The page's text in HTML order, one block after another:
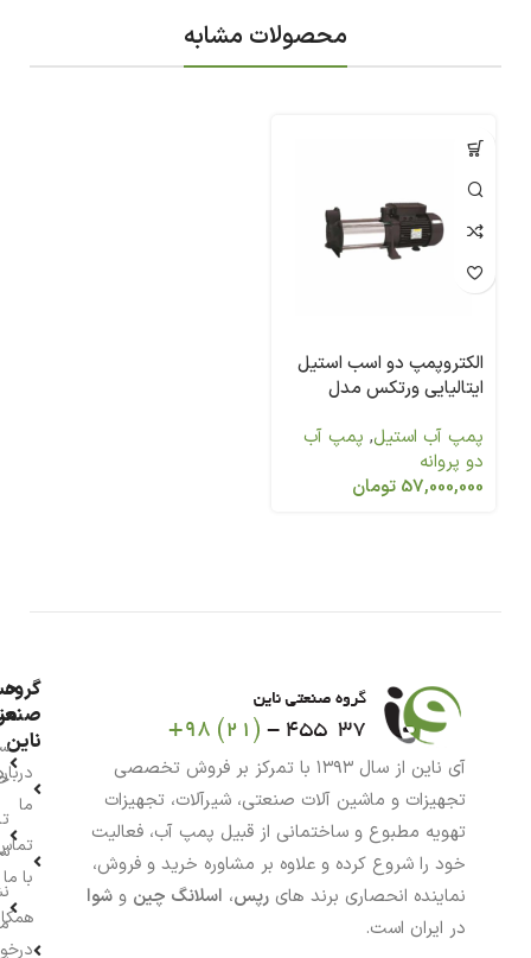
محصولات مشابه
الکتروپمپ دو اسب استیل
ایتالیایی ورتکس مدل
پمپ آب استیل, پمپ آب
دو پروانه
57,000,000 تومان
آی ناین از سال ۱۳۹۳ با تمرکز بر فروش تخصصی
تجهیزات و ماشین آلات صنعتی، شیرآلات، تجهیزات
تهویه مطبوع و ساختمانی از قبیل پمپ آب، فعالیت
خود را شروع کرده و علاوه بر مشاوره خرید و فروش،
نماینده انحصاری برند های رپس، اسلانگ چین و شوا
در ایران است.
گروه
ناین
ما
با ما